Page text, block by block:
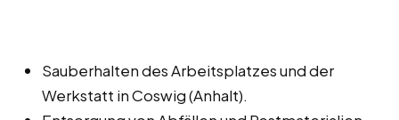
Sauberhalten des Arbeitsplatzes und der
Werkstatt in Coswig (Anhalt).